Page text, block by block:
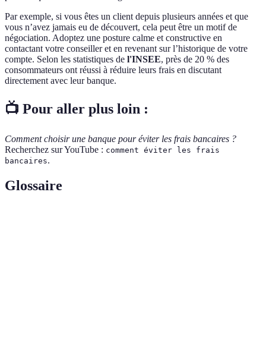
Par exemple, si vous êtes un client depuis plusieurs années et que
vous n’avez jamais eu de découvert, cela peut être un motif de
négociation. Adoptez une posture calme et constructive en
contactant votre conseiller et en revenant sur l’historique de votre
compte. Selon les statistiques de l'INSEE, près de 20 % des
consommateurs ont réussi à réduire leurs frais en discutant
directement avec leur banque.
📺 Pour aller plus loin :
Comment choisir une banque pour éviter les frais bancaires ?
Recherchez sur YouTube : comment éviter les frais
bancaires.
Glossaire